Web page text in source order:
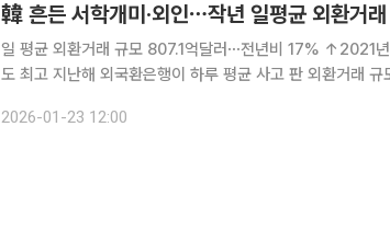
韓 흔든 서학개미·외인⋯작년 일평균 외환거
일 평균 외환거래 규모 807.1억달러⋯전년비 17% ↑2021
도 최고 지난해 외국환은행이 하루 평균 사고 판 외환거래 규모가 800억 달러를 넘어서며 또 사상
환거래가 활발하게 이뤄지면서 2021년 이후 5년 째 역대급 기
2026-01-23 12:00